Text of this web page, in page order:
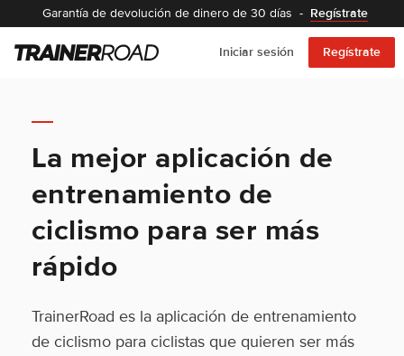
Garantía de devolución de dinero de 30 días - Regístrate
Iniciar sesión Regístrate
La mejor aplicación de
entrenamiento de
ciclismo para ser más
rápido
TrainerRoad es la aplicación de entrenamiento
de ciclismo para ciclistas que quieren ser más